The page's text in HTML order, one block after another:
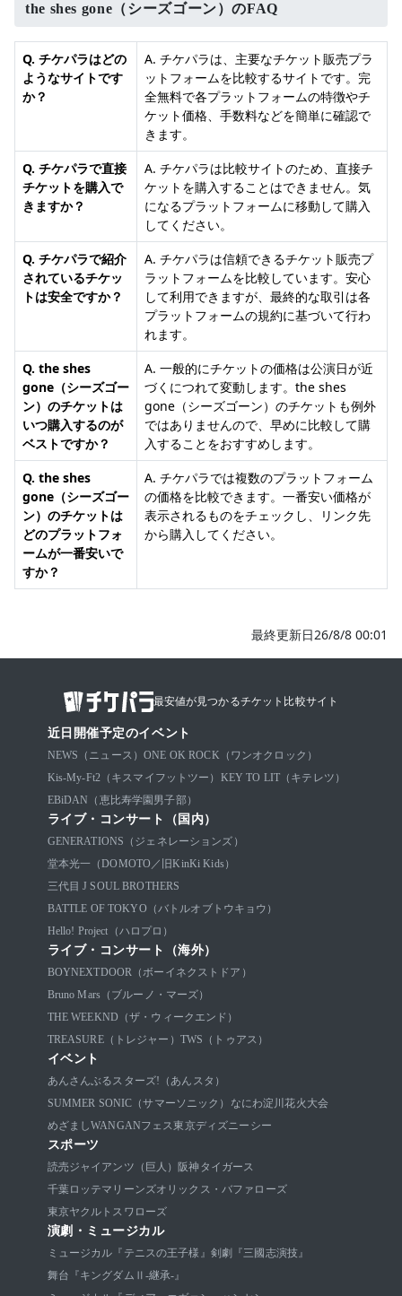
the shes gone（シーズゴーン）のFAQ
Q. チケパラはどの
ようなサイトです
か？
A. チケパラは、主要なチケット販売プラ
ットフォームを比較するサイトです。完
全無料で各プラットフォームの特徴やチ
ケット価格、手数料などを簡単に確認で
きます。
Q. チケパラで直接
チケットを購入で
きますか？
A. チケパラは比較サイトのため、直接チ
ケットを購入することはできません。気
になるプラットフォームに移動して購入
してください。
Q. チケパラで紹介
されているチケッ
トは安全ですか？
A. チケパラは信頼できるチケット販売プ
ラットフォームを比較しています。安心
して利用できますが、最終的な取引は各
プラットフォームの規約に基づいて行わ
れます。
Q. the shes
gone（シーズゴー
ン）のチケットは
いつ購入するのが
ベストですか？
A. 一般的にチケットの価格は公演日が近
づくにつれて変動します。the shes
gone（シーズゴーン）のチケットも例外
ではありませんので、早めに比較して購
入することをおすすめします。
Q. the shes
gone（シーズゴー
ン）のチケットは
どのプラットフォ
ームが一番安いで
すか？
A. チケパラでは複数のプラットフォーム
の価格を比較できます。一番安い価格が
表示されるものをチェックし、リンク先
から購入してください。
最終更新日26/8/8 00:01
最安値が見つかるチケット比較サイト
近日開催予定のイベント
NEWS（ニュース） ONE OK ROCK（ワンオクロック）
Kis-My-Ft2（キスマイフットツー） KEY TO LIT（キテレツ）
EBiDAN（恵比寿学園男子部）
ライブ・コンサート（国内）
GENERATIONS（ジェネレーションズ）
堂本光一（DOMOTO／旧KinKi Kids）
三代目 J SOUL BROTHERS
BATTLE OF TOKYO（バトルオブトウキョウ）
Hello! Project（ハロプロ）
ライブ・コンサート（海外）
BOYNEXTDOOR（ボーイネクストドア）
Bruno Mars（ブルーノ・マーズ）
THE WEEKND（ザ・ウィークエンド）
TREASURE（トレジャー） TWS（トゥアス）
イベント
あんさんぶるスターズ!（あんスタ）
SUMMER SONIC（サマーソニック） なにわ淀川花火大会
めざましWANGANフェス東京ディズニーシー
スポーツ
読売ジャイアンツ（巨人）
阪神タイガース
千葉ロッテマリーンズオリックス・バファローズ
東京ヤクルトスワローズ
演劇・ミュージカル
ミュージカル『テニスの王子様』 剣劇『三國志演技』
舞台『キングダムⅡ-継承-』